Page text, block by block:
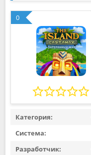
0
Категория:
Система:
Разработчик: